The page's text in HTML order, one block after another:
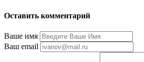
Оставить комментарий
Ваше имя
Ваш email